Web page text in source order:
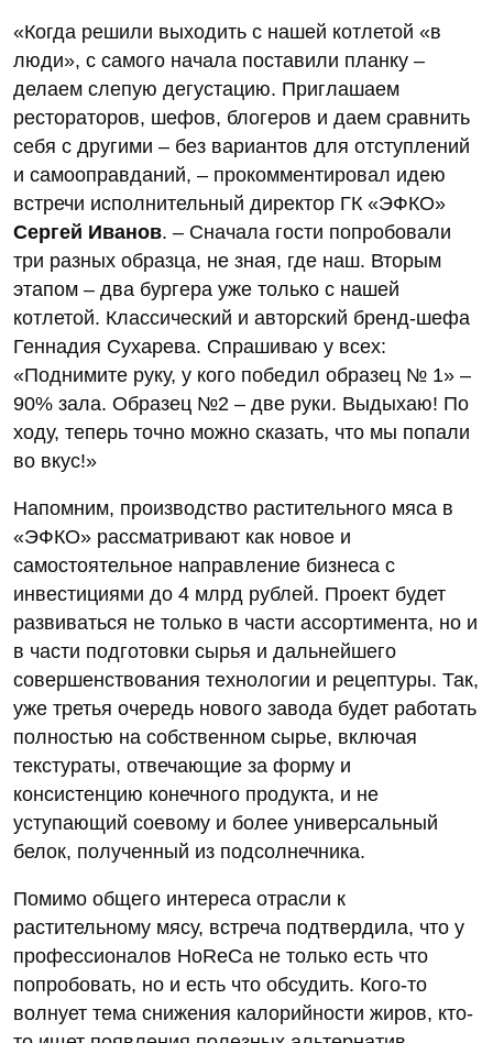
«Когда решили выходить с нашей котлетой «в
люди», с самого начала поставили планку –
делаем слепую дегустацию. Приглашаем
рестораторов, шефов, блогеров и даем сравнить
себя с другими – без вариантов для отступлений
и самооправданий, – прокомментировал идею
встречи исполнительный директор ГК «ЭФКО»
Сергей Иванов. – Сначала гости попробовали
три разных образца, не зная, где наш. Вторым
этапом – два бургера уже только с нашей
котлетой. Классический и авторский бренд-шефа
Геннадия Сухарева. Спрашиваю у всех:
«Поднимите руку, у кого победил образец № 1» –
90% зала. Образец №2 – две руки. Выдыхаю! По
ходу, теперь точно можно сказать, что мы попали
во вкус!»
Напомним, производство растительного мяса в
«ЭФКО» рассматривают как новое и
самостоятельное направление бизнеса с
инвестициями до 4 млрд рублей. Проект будет
развиваться не только в части ассортимента, но и
в части подготовки сырья и дальнейшего
совершенствования технологии и рецептуры. Так,
уже третья очередь нового завода будет работать
полностью на собственном сырье, включая
текстураты, отвечающие за форму и
консистенцию конечного продукта, и не
уступающий соевому и более универсальный
белок, полученный из подсолнечника.
Помимо общего интереса отрасли к
растительному мясу, встреча подтвердила, что у
профессионалов HoReCa не только есть что
попробовать, но и есть что обсудить. Кого-то
волнует тема снижения калорийности жиров, кто-